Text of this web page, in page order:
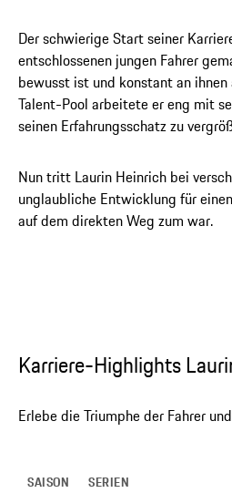
Der schwierige Start seiner
entschlossenen jungen Fahrer
bewusst ist und konstant an
Talent-Pool arbeitete er eng mit
seinen Erfahrungsschatz zu
Nun tritt Laurin Heinrich bei
unglaubliche Entwicklung für
auf dem direkten Weg zum war.
Karriere-Highlights
Erlebe die Triumphe der Fahrer
SAISON SERIEN